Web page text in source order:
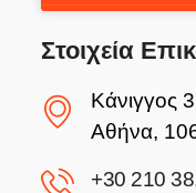
Στοιχεία
Κάνιγγος
Αθήνα,
+30 210